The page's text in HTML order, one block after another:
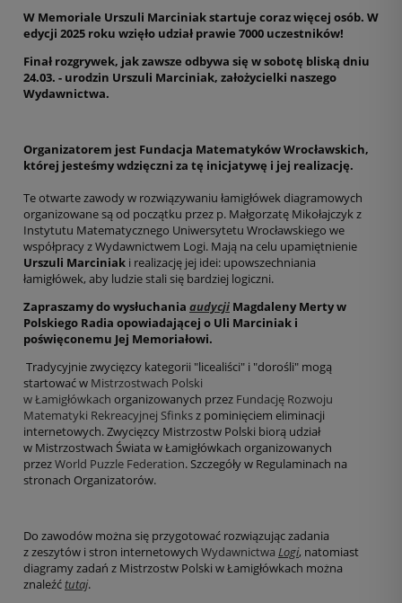
W Memoriale Urszuli Marciniak startuje coraz więcej osób. W
edycji 2025 roku wzięło udział prawie 7000 uczestników!
Finał rozgrywek, jak zawsze odbywa się w sobotę bliską dniu
24.03. - urodzin Urszuli Marciniak, założycielki naszego
Wydawnictwa.
Organizatorem jest Fundacja Matematyków Wrocławskich,
której jesteśmy wdzięczni za tę inicjatywę i jej realizację.
Te otwarte zawody w rozwiązywaniu łamigłówek diagramowych
organizowane są od początku przez p. Małgorzatę Mikołajczyk z
Instytutu Matematycznego Uniwersytetu Wrocławskiego we
współpracy z Wydawnictwem Logi. Mają na celu upamiętnienie
Urszuli Marciniak i realizację jej idei: upowszechniania
łamigłówek, aby ludzie stali się bardziej logiczni.
Zapraszamy do wysłuchania audycji Magdaleny Merty w
Polskiego Radia opowiadającej o Uli Marciniak i
poświęconemu Jej Memoriałowi.
Tradycyjnie zwycięzcy kategorii "licealiści" i "dorośli" mogą
startować w Mistrzostwach Polski
w Łamigłówkach organizowanych przez Fundację Rozwoju
Matematyki Rekreacyjnej Sfinksz pominięciem eliminacji
internetowych. Zwycięzcy Mistrzostw Polski biorą udział
w Mistrzostwach Świata w Łamigłówkach organizowanych
przezWorld Puzzle Federation. Szczegóły w Regulaminach na
stronach Organizatorów.
Do zawodów można się przygotować rozwiązując zadania
z zeszytów i stron internetowych Wydawnictwa Logi, natomiast
diagramy zadań z Mistrzostw Polski w Łamigłówkach można
znaleźć tutaj.